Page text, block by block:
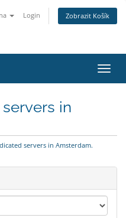
Login Zobrazit Košík
in
servers in Amsterdam.